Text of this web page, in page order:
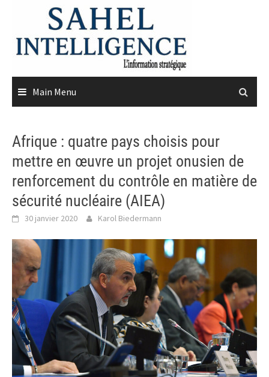
content
Main Menu
Afrique : quatre pays choisis pour
mettre en œuvre un projet onusien de
renforcement du contrôle en matière de
sécurité nucléaire (AIEA)
30 janvier 2020 Karol Biedermann